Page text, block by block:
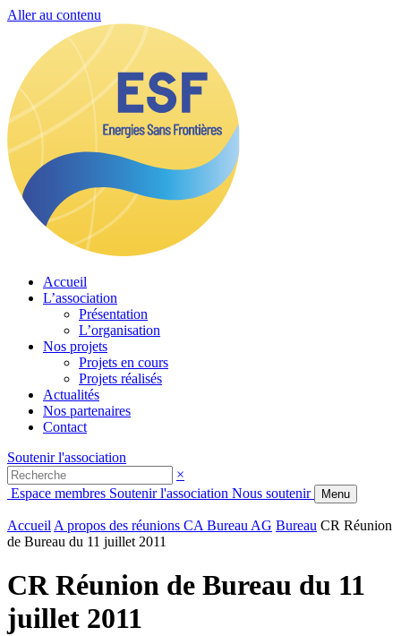
Aller au contenu
Accueil
L’association
Présentation
L’organisation
Nos projets
Projets en cours
Projets réalisés
Actualités
Nos partenaires
Contact
Soutenir l'association
×
Espace membres Soutenir l'association Nous soutenir Menu
Accueil A propos des réunions CA Bureau AG Bureau CR Réunion
de Bureau du 11 juillet 2011
CR Réunion de Bureau du 11
juillet 2011